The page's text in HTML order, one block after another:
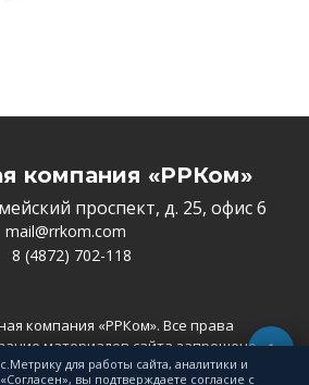
компания «РРКом»
проспект, д. 25, офис 6
mail@rrkom.com
8 (4872) 702-118
компания «РРКом». Все права
материалов сайта запрещено
конфиденциальности
для работы сайта, аналитики и
вы подтверждаете согласие с